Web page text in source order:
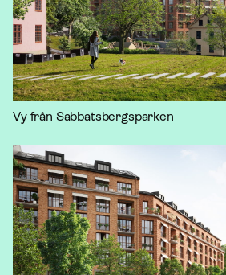
Vy från Sabbatsbergsparken